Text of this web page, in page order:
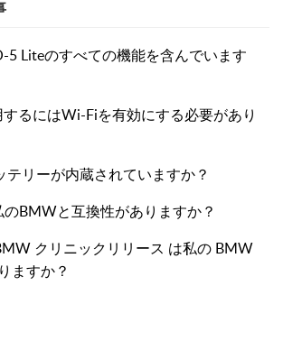
5 Liteのすべての機能を含んでいます
るにはWi-Fiを有効にする必要があり
リーが内蔵されていますか？
のBMWと互換性がありますか？
クリニックリリース は私の BMW
ますか？